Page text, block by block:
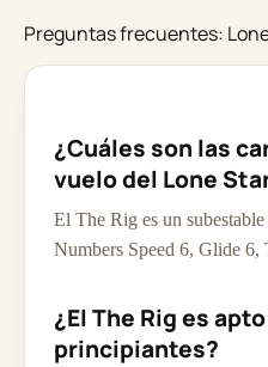
Preguntas frecuentes:
¿Cuáles son las
vuelo del Lone
El The Rig es un
Numbers Speed 6, Glide 6,
¿El The Rig es
principiantes?